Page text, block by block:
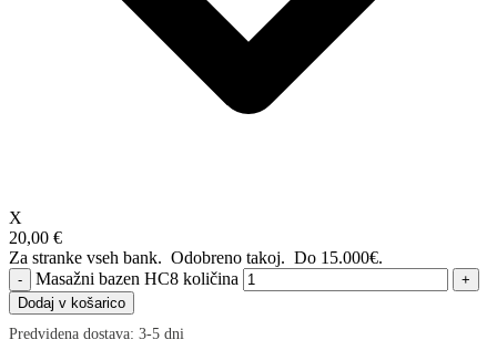
X
20,00 €
Za stranke vseh bank. Odobreno takoj. Do 15.000€.
Masažni bazen HC8 količina
Dodaj v košarico
Predvidena dostava: 3-5 dni